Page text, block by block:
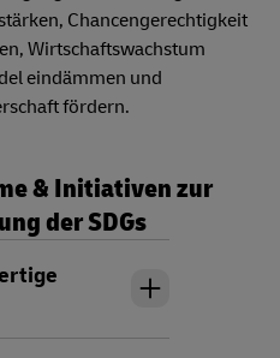
Chancengerechtigkeit
Wirtschaftswachstum
eindämmen und
fördern.
& Initiativen zur
der SDGs